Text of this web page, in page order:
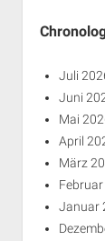
Juli
Juni
Mai
April
März
Januar